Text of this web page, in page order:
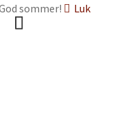
sommer! Luk